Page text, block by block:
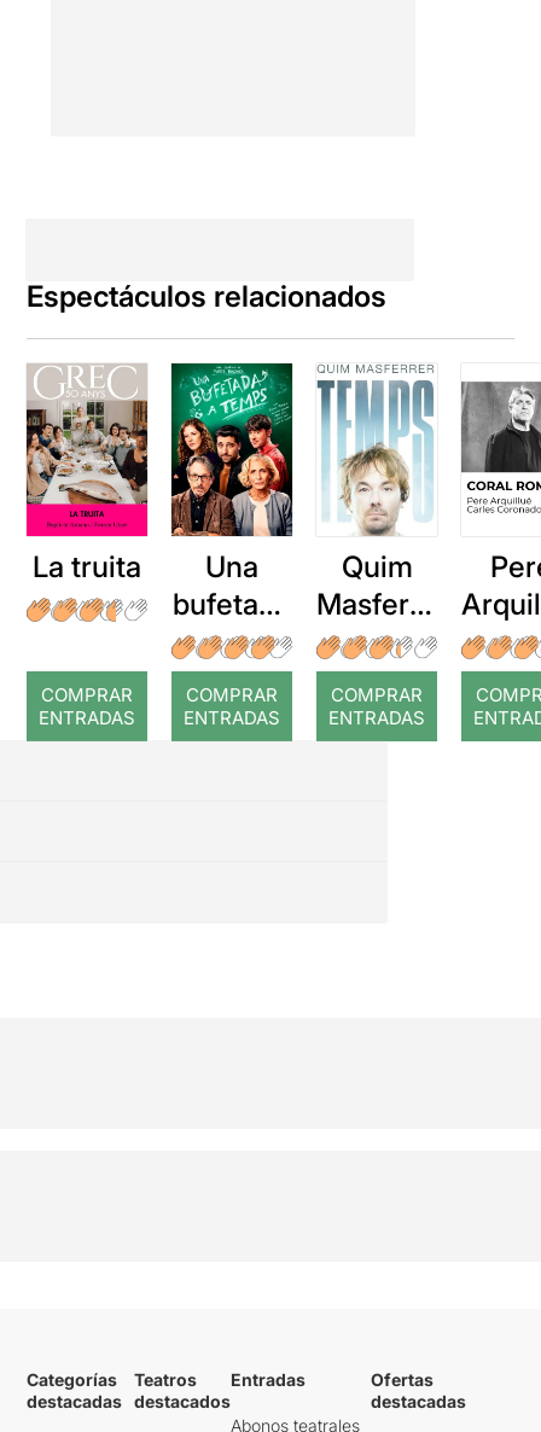
Espectáculos relacionados
La truita
COMPRAR
ENTRADAS
Una
bufetada
a temps
COMPRAR
ENTRADAS
Quim
Masferre
r: Temps
COMPRAR
ENTRADAS
:
Categorías
destacadas
Teatros
destacados
Entradas
Abonos teatrales
Ofertas
destacadas